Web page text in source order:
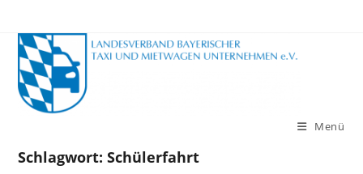
Inhalt
springen
Menü
Schlagwort:Schülerfahrt